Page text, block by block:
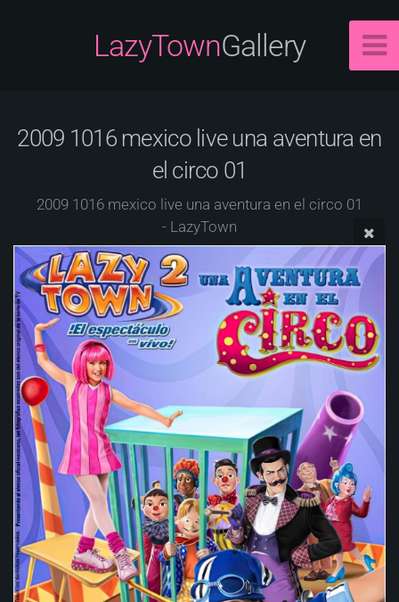
LazyTownGallery
2009 1016 mexico live una aventura en
el circo 01
2009 1016 mexico live una aventura en el circo 01
- LazyTown